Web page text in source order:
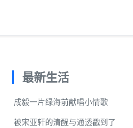
最新生活
成毅一片绿海前献唱小情歌
被宋亚轩的清醒与通透戳到了